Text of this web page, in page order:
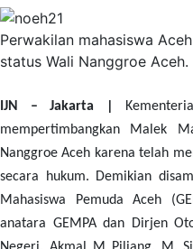
Perwakilan mahasiswa
status Wali Nanggroe Aceh.
IJN – Jakarta |
mempertimbangkan Malek
Nanggroe Aceh karena telah
secara hukum. Demikian
Mahasiswa Pemuda Aceh
anatara GEMPA dan Dirjen